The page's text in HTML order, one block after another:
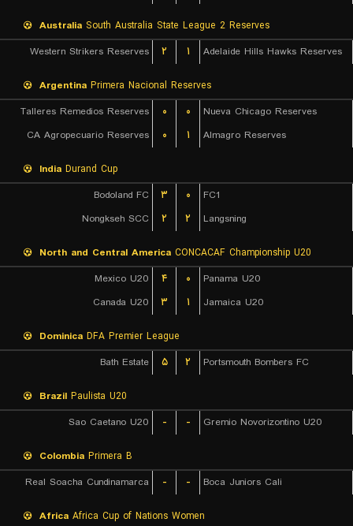
Australia South Australia State League 2 Reserves
Western Strikers Reserves
۲ ۱ Adelaide Hills Hawks Reserves
Argentina Primera Nacional Reserves
Talleres Remedios Reserves
۰ ۰
Nueva Chicago Reserves
CA Agropecuario Reserves
۰ ۱ Almagro Reserves
India Durand Cup
Bodoland FC
۳ ۰
FC1
Nongkseh SCC
۲ ۲ Langsning
North and Central America CONCACAF Championship U20
Mexico U20
۴ ۰
Panama U20
Canada U20
۳ ۱ Jamaica U20
Dominica DFA Premier League
Bath Estate
۵ ۲ Portsmouth Bombers FC
Brazil Paulista U20
Sao Caetano U20
- - Gremio Novorizontino U20
Colombia Primera B
Real Soacha Cundinamarca
- - Boca Juniors Cali
Africa Africa Cup of Nations Women